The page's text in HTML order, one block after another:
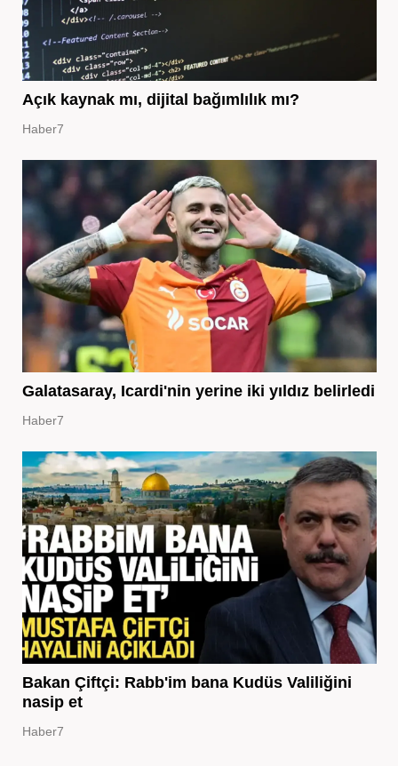
Açık kaynak mı, dijital bağımlılık mı?
Haber7
Galatasaray, Icardi'nin yerine iki yıldız belirledi
Haber7
Bakan Çiftçi: Rabb'im bana Kudüs Valiliğini
nasip et
Haber7